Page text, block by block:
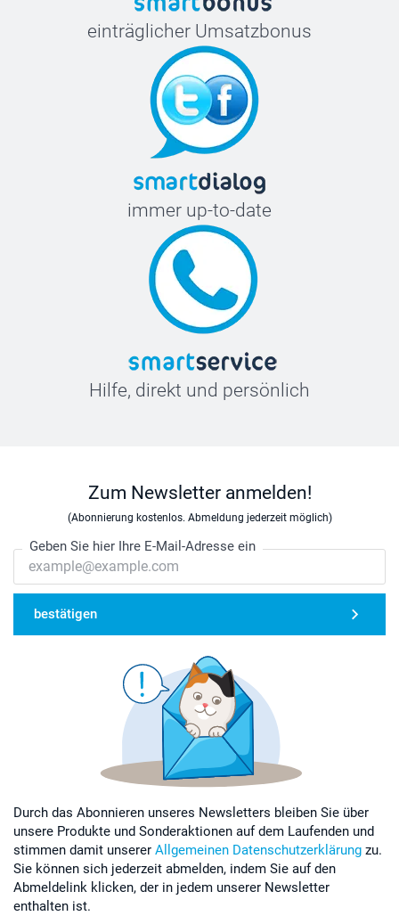
einträglicher Umsatzbonus
immer up-to-date
Hilfe, direkt und persönlich
Zum Newsletter anmelden!
(Abonnierung kostenlos. Abmeldung jederzeit möglich)
Geben Sie hier Ihre E-Mail-Adresse ein
bestätigen
Durch das Abonnieren unseres Newsletters bleiben Sie über
unsere Produkte und Sonderaktionen auf dem Laufenden und
stimmen damit unserer Allgemeinen Datenschutzerklärung zu.
Sie können sich jederzeit abmelden, indem Sie auf den
Abmeldelink klicken, der in jedem unserer Newsletter
enthalten ist.